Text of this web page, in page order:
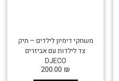
משחקי דימיון לילדים – תיק
צד לילדות עם אביזרים
DJECO
200.00 ₪